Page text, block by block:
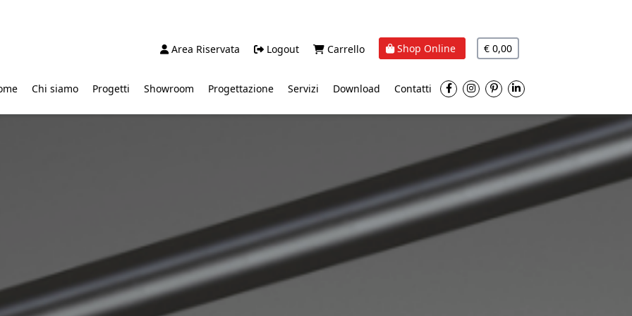
Area Riservata Logout Carrello Shop Online € 0,00
Chi siamo Progetti Showroom Progettazione Servizi Download Contatti